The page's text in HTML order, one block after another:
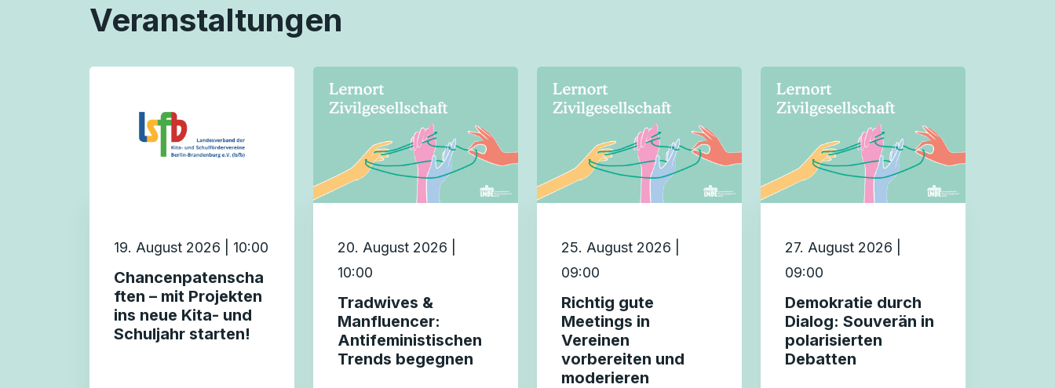
Veranstaltungen
19. August 2026 | 10:00
Chancenpatenscha
ften – mit Projekten
ins neue Kita- und
Schuljahr starten!
20. August 2026 |
10:00
Tradwives &
Manfluencer:
Antifeministischen
Trends begegnen
25. August 2026 |
09:00
Richtig gute
Meetings in
Vereinen
vorbereiten und
moderieren
27. August 2026 |
09:00
Demokratie durch
Dialog: Souverän in
polarisierten
Debatten